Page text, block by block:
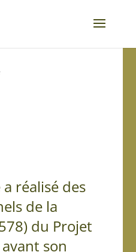
réalisé des
de la
du Projet
son